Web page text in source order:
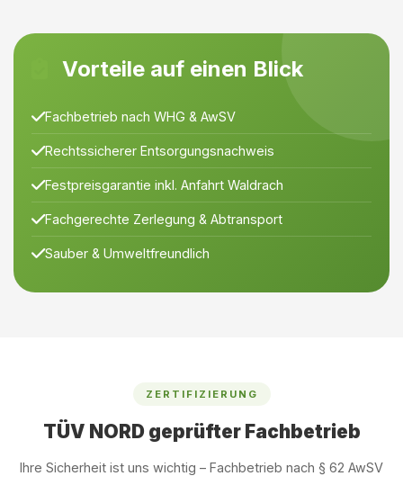
Vorteile auf einen Blick
Fachbetrieb nach WHG & AwSV
Rechtssicherer Entsorgungsnachweis
Festpreisgarantie inkl. Anfahrt Waldrach
Fachgerechte Zerlegung & Abtransport
Sauber & Umweltfreundlich
ZERTIFIZIERUNG
TÜV NORD geprüfter Fachbetrieb
Ihre Sicherheit ist uns wichtig – Fachbetrieb nach § 62 AwSV